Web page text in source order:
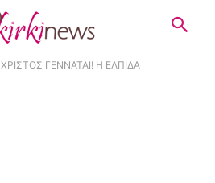
ΧΡΙΣΤΟΣ ΓΕΝΝΑΤΑΙ! Η ΕΛΠΙΔΑ